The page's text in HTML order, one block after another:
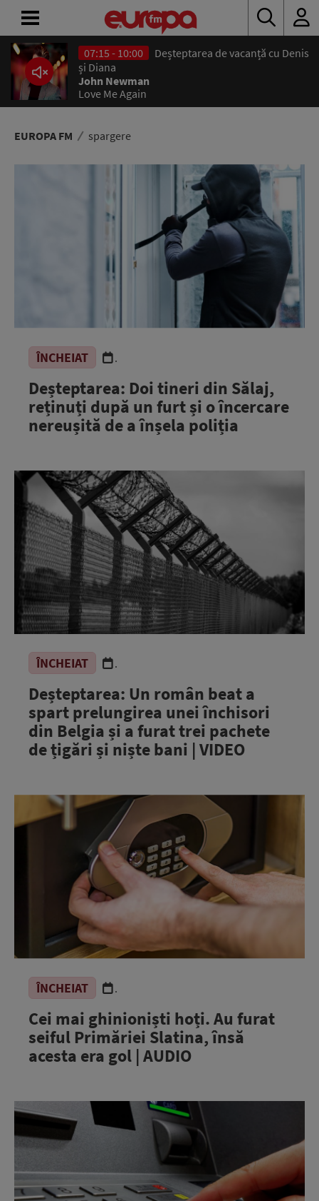
07:15 - 10:00
Deșteptarea de vacanță cu Denis
și Diana
John Newman
Love Me Again
EUROPA FM spargere
ÎNCHEIAT .
Deșteptarea: Doi tineri din Sălaj,
reținuți după un furt și o încercare
nereușită de a înșela poliția
ÎNCHEIAT .
Deșteptarea: Un român beat a
spart prelungirea unei închisori
din Belgia și a furat trei pachete
de țigări și niște bani | VIDEO
ÎNCHEIAT .
Cei mai ghinioniști hoți. Au furat
seiful Primăriei Slatina, însă
acesta era gol | AUDIO
ACASĂ
ȘTIRI
RADIO
CONCURSURI